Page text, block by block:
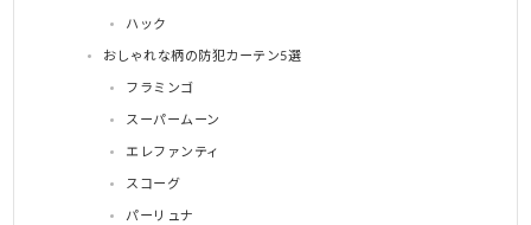
ハック
おしゃれな柄の防犯カーテン5選
フラミンゴ
スーパームーン
エレファンティ
スコーグ
パーリュナ